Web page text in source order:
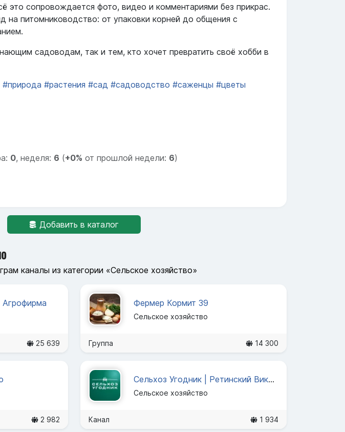
это сопровождается фото, видео и комментариями без прикрас.
на питомниководство: от упаковки корней до общения с
садоводам, так и тем, кто хочет превратить своё хобби в
#природа #растения #сад #садоводство #саженцы #цветы
0, неделя: 6 (+0% от прошлой недели: 6)
Добавить в каталог
каналы из категории «Сельское хозяйство»
25 639
Фермер Кормит 39
Сельское хозяйство
Группа 14 300
2 982
Сельхоз Угодник | Ретинский Виктор
Сельское хозяйство
Канал 1 934